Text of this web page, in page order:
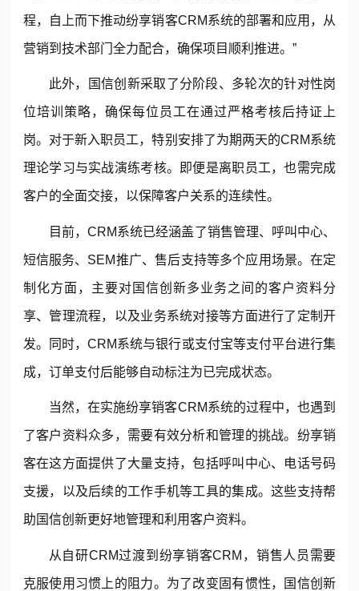
程，自上而下推动纷享销客CRM系统的部署和应用，从
营销到技术部门全力配合，确保项目顺利推进。”
此外，国信创新采取了分阶段、多轮次的针对性岗
位培训策略，确保每位员工在通过严格考核后持证上
岗。对于新入职员工，特别安排了为期两天的CRM系统
理论学习与实战演练考核。即便是离职员工，也需完成
客户的全面交接，以保障客户关系的连续性。
目前，CRM系统已经涵盖了销售管理、呼叫中心、
短信服务、SEM推广、售后支持等多个应用场景。在定
制化方面，主要对国信创新多业务之间的客户资料分
享、管理流程，以及业务系统对接等方面进行了定制开
发。同时，CRM系统与银行或支付宝等支付平台进行集
成，订单支付后能够自动标注为已完成状态。
当然，在实施纷享销客CRM系统的过程中，也遇到
了客户资料众多，需要有效分析和管理的挑战。纷享销
客在这方面提供了大量支持，包括呼叫中心、电话号码
支援，以及后续的工作手机等工具的集成。这些支持帮
助国信创新更好地管理和利用客户资料。
从自研CRM过渡到纷享销客CRM，销售人员需要
克服使用习惯上的阻力。为了改变固有惯性，国信创新